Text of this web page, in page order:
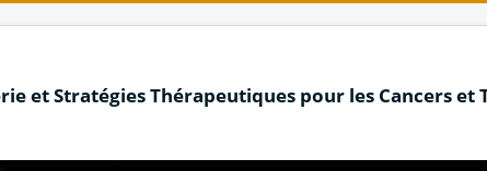
et Stratégies Thérapeutiques pour les Cancers et